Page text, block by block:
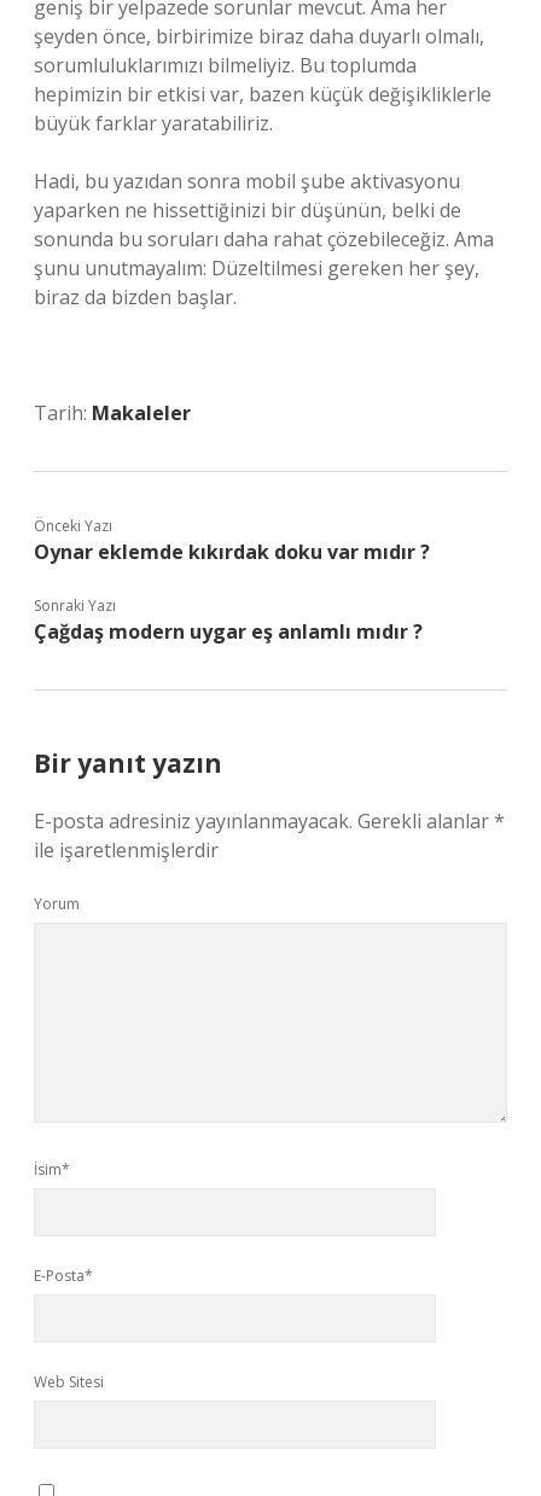
geniş bir yelpazede sorunlar mevcut. Ama her
şeyden önce, birbirimize biraz daha duyarlı olmalı,
sorumluluklarımızı bilmeliyiz. Bu toplumda
hepimizin bir etkisi var, bazen küçük değişikliklerle
büyük farklar yaratabiliriz.
Hadi, bu yazıdan sonra mobil şube aktivasyonu
yaparken ne hissettiğinizi bir düşünün, belki de
sonunda bu soruları daha rahat çözebileceğiz. Ama
şunu unutmayalım: Düzeltilmesi gereken her şey,
biraz da bizden başlar.
Tarih: Makaleler
Önceki Yazı
Oynar eklemde kıkırdak doku var mıdır ?
Sonraki Yazı
Çağdaş modern uygar eş anlamlı mıdır ?
Bir yanıt yazın
E-posta adresiniz yayınlanmayacak. Gerekli alanlar*
ile işaretlenmişlerdir
Yorum
İsim*
E-Posta*
Web Sitesi